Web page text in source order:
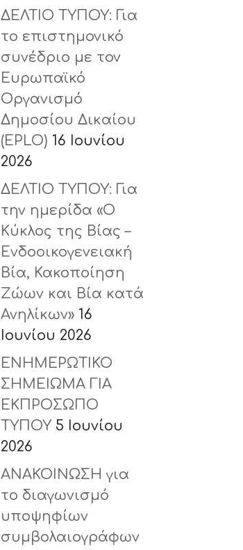
ΔΕΛΤΙΟ ΤΥΠΟΥ: Για
το επιστημονικό
συνέδριο με τον
Ευρωπαϊκό
Οργανισμό
Δημοσίου Δικαίου
(ΕPLO) 16 Ιουνίου
2026
ΔΕΛΤΙΟ ΤΥΠΟΥ: Για
την ημερίδα «Ο
Κύκλος της Βίας –
Ενδοοικογενειακή
Βία, Κακοποίηση
Ζώων και Βία κατά
Ανηλίκων» 16
Ιουνίου 2026
ΕΝΗΜΕΡΩΤΙΚΟ
ΣΗΜΕΙΩΜΑ ΓΙΑ
ΕΚΠΡΟΣΩΠΟ
ΤΥΠΟΥ 5 Ιουνίου
2026
ΑΝΑΚΟΙΝΩΣΗ για
το διαγωνισμό
υποψηφίων
συμβολαιογράφων